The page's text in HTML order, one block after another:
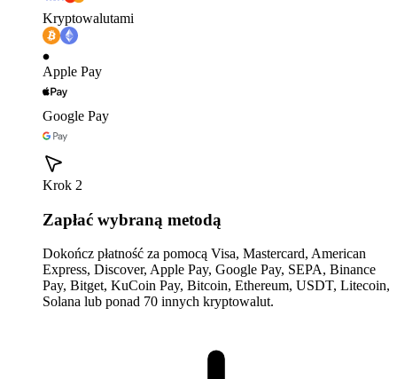
Kryptowalutami
Apple Pay
Google Pay
Krok 2
Zapłać wybraną metodą
Dokończ płatność za pomocą Visa, Mastercard, American
Express, Discover, Apple Pay, Google Pay, SEPA, Binance
Pay, Bitget, KuCoin Pay, Bitcoin, Ethereum, USDT, Litecoin,
Solana lub ponad 70 innych kryptowalut.